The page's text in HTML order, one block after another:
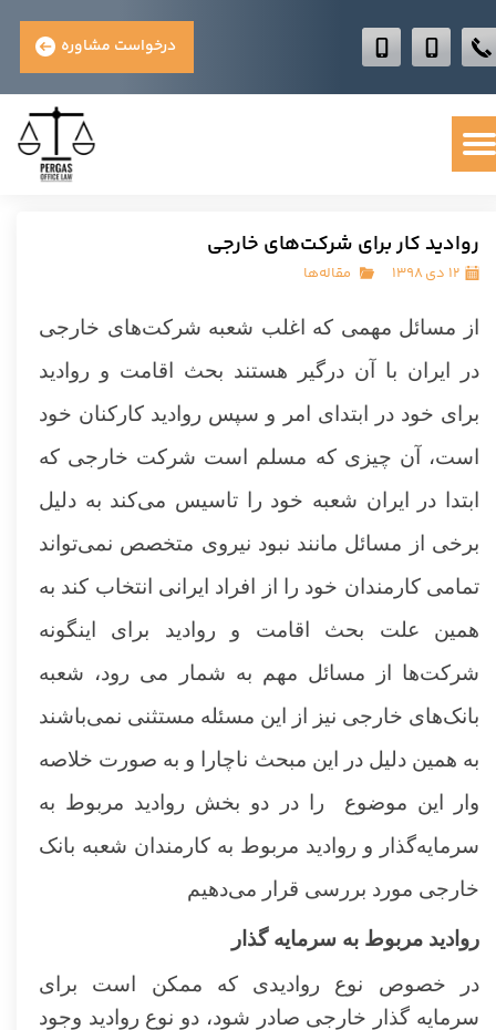
درخواست مشاوره
روادید کار برای شرکت‌های خارجی
۱۲ دی ۱۳۹۸ مقاله‌ها
از مسائل مهمی که اغلب شعبه شرکت‌های خارجی
در ایران با آن درگیر هستند بحث اقامت و روادید
برای خود در ابتدای امر و سپس روادید کارکنان خود
است، آن چیزی که مسلم است شرکت خارجی که
ابتدا در ایران شعبه خود را تاسیس می‌کند به دلیل
برخی از مسائل مانند نبود نیروی متخصص نمی‌تواند
تمامی کارمندان خود را از افراد ایرانی انتخاب کند به
همین علت بحث اقامت و روادید برای اینگونه
شرکت‌ها از مسائل مهم به شمار می رود، شعبه
بانک‌های خارجی نیز از این مسئله مستثنی نمی‌باشند
به همین دلیل در این مبحث ناچارا و به صورت خلاصه
وار این موضوع را در دو بخش روادید مربوط به
سرمایه‌گذار و روادید مربوط به کارمندان شعبه بانک
خارجی مورد بررسی قرار می‌دهیم
روادید مربوط به سرمایه گذار
در خصوص نوع روادیدی که ممکن است برای
سرمایه گذار خارجی صادر شود، دو نوع روادید وجود